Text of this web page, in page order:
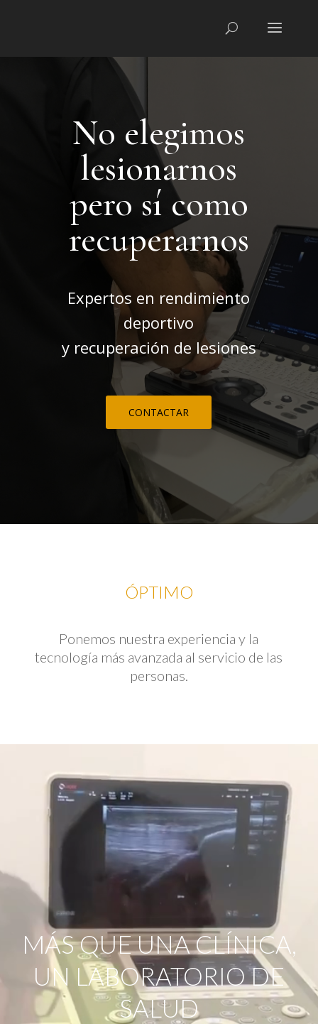
No elegimos
lesionarnos
pero sí como
recuperarnos
Expertos en rendimiento
deportivo
y recuperación de lesiones
CONTACTAR
ÓPTIMO
Ponemos nuestra experiencia y la
tecnología más avanzada al servicio de las
personas.
MÁS QUE UNA CLÍNICA,
UN LABORATORIO DE
SALUD